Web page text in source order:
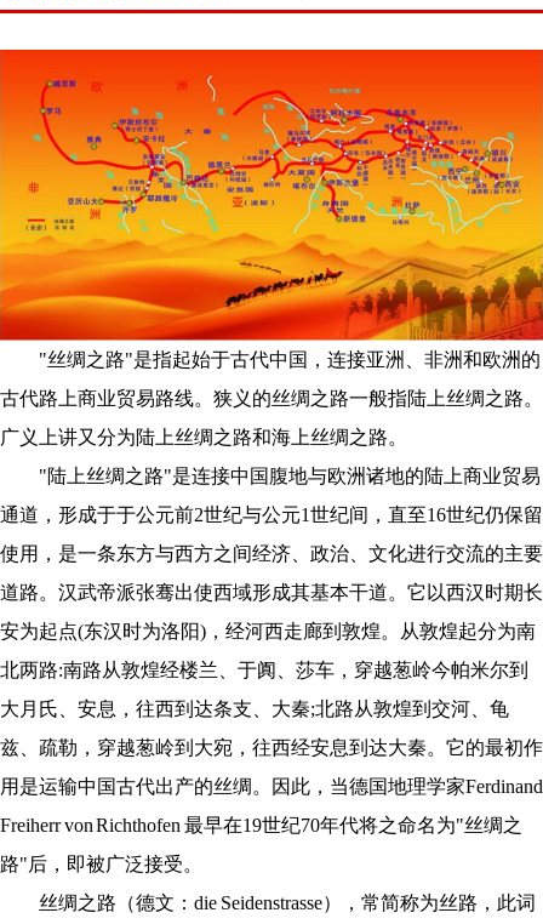
"丝绸之路"是指起始于古代中国，连接亚洲、非洲和欧洲的
古代路上商业贸易路线。狭义的丝绸之路一般指陆上丝绸之路。
广义上讲又分为陆上丝绸之路和海上丝绸之路。
"陆上丝绸之路"是连接中国腹地与欧洲诸地的陆上商业贸易
通道，形成于于公元前2世纪与公元1世纪间，直至16世纪仍保留
使用，是一条东方与西方之间经济、政治、文化进行交流的主要
道路。汉武帝派张骞出使西域形成其基本干道。它以西汉时期长
安为起点(东汉时为洛阳)，经河西走廊到敦煌。从敦煌起分为南
北两路:南路从敦煌经楼兰、于阗、莎车，穿越葱岭今帕米尔到
大月氏、安息，往西到达条支、大秦;北路从敦煌到交河、龟
兹、疏勒，穿越葱岭到大宛，往西经安息到达大秦。它的最初作
用是运输中国古代出产的丝绸。因此，当德国地理学家Ferdinand
Freiherr von Richthofen 最早在19世纪70年代将之命名为"丝绸之
路"后，即被广泛接受。
丝绸之路（德文：die Seidenstrasse），常简称为丝路，此词